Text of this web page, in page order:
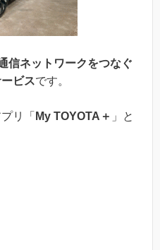
信ネットワークをつなぐ
ビスです。
リ「 My TOYOTA＋ 」と